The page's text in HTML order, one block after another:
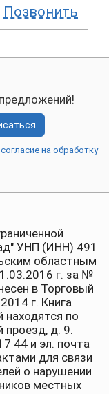
Позвонить
согласие на обработку
УНП (ИНН) 491
областным
г. за №
в Торговый
г. Книга
находятся по
проезд, д. 9.
44 и эл. почта
для связи
о нарушении
местных